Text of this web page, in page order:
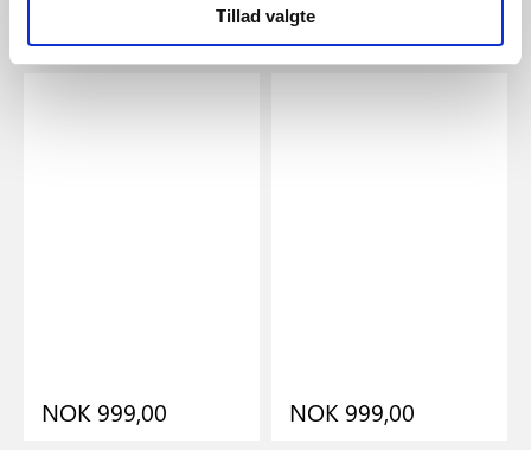
Tillad valgte
Tilknyttede produkter
NOK 999,00 NOK 999,00